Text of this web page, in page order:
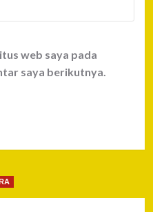
web saya pada
saya berikutnya.